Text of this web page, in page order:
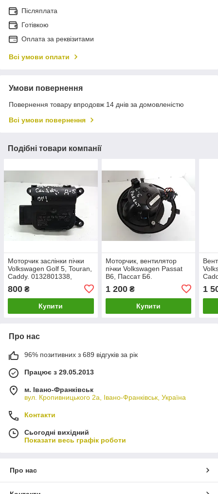
Післяплата
Готівкою
Оплата за реквізитами
Всі умови оплати
Умови повернення
Повернення товару впродовж 14 днів за домовленістю
Всі умови повернення
Подібні товари компанії
Моторчик заслінки пічки
Volkswagen Golf 5, Touran,
Caddy. 0132801338,
800 ₴
Купити
Моторчик, вентилятор
пічки Volkswagen Passat
B6, Пассат Б6.
1 200₴
Купити
1
Про нас
96% позитивних з 689 відгуків за рік
Працює з 29.05.2013
м. Івано-Франківськ
вул. Кропивницького 2а, Івано-Франківськ, Україна
Контакти
Сьогодні вихідний
Показати весь графік роботи
Про нас